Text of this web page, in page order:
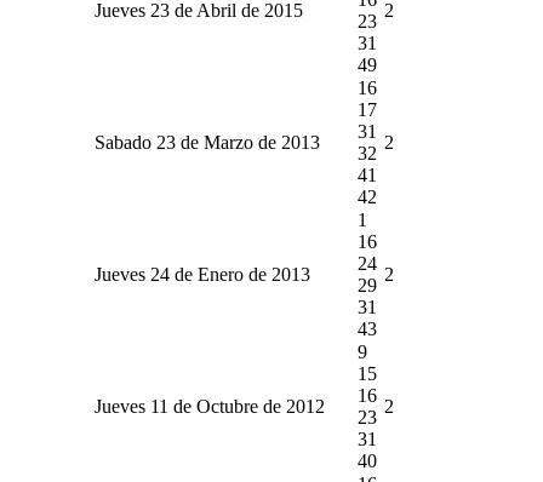
Jueves 23 de Abril de 2015
23
31
49
2
Sabado 23 de Marzo de 2013
16
17
31
32
41
42
2
Jueves 24 de Enero de 2013
1
16
24
29
31
43
2
Jueves 11 de Octubre de 2012
9
15
16
23
31
40
2